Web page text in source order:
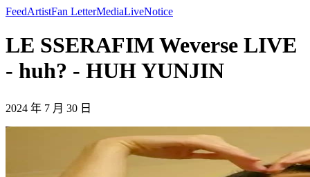
FeedArtistFan LetterMediaLiveNotice
LE SSERAFIM Weverse LIVE
- huh? - HUH YUNJIN
2024 年 7 月 30 日